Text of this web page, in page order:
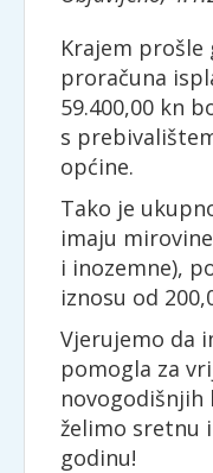
Krajem prošle
proračuna
59.400,00 kn
s
općine.
Tako je
imaju
i inozemne),
iznosu od
Vjerujemo da
pomogla za
novogodišnjih
želimo sretnu
godinu!